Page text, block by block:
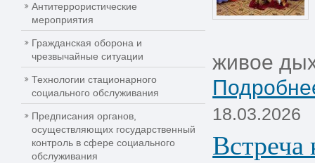
Антитеррористические
мероприятия
Гражданская оборона и
чрезвычайные ситуации
Технологии стационарного
социального обслуживания
Предписания органов,
осуществляющих государственный
контроль в сфере социального
обслуживания
живое
18.03.2026